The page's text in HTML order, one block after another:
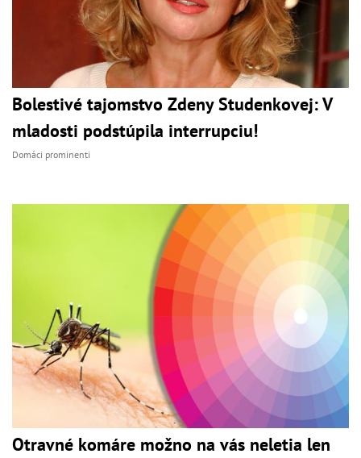
Bolestivé tajomstvo Zdeny Studenkovej: V
mladosti podstúpila interrupciu!
Domáci prominenti
Otravné komáre možno na vás neletia len